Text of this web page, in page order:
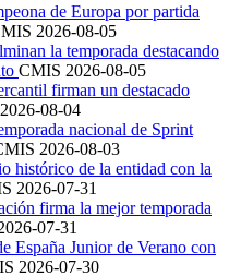
de Europa por partida
2026-08-05
la temporada destacando
CMIS 2026-08-05
firman un destacado
2026-08-04
nacional de Sprint
2026-08-03
histórico de la entidad con la
2026-07-31
firma la mejor temporada
07-31
España Junior de Verano con
2026-07-30